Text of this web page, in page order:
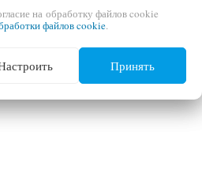
на обработку файлов cookie
файлов cookie.
Принять